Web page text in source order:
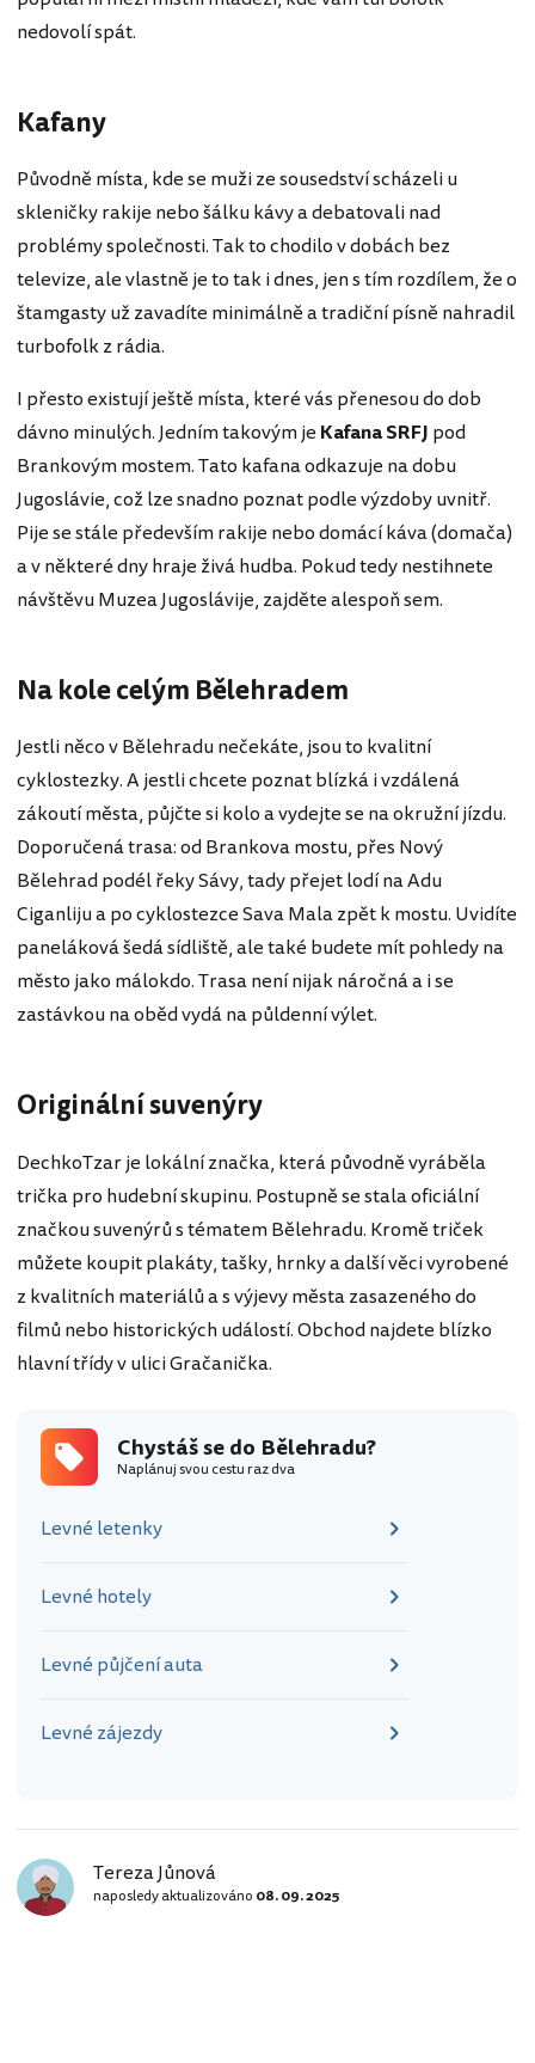
nedovolí spát.
Kafany
Původně místa, kde se muži ze sousedství scházeli u
skleničky rakije nebo šálku kávy a debatovali nad
problémy společnosti. Tak to chodilo v dobách bez
televize, ale vlastně je to tak i dnes, jen s tím rozdílem, že o
štamgasty už zavadíte minimálně a tradiční písně nahradil
turbofolk z rádia.
I přesto existují ještě místa, které vás přenesou do dob
dávno minulých. Jedním takovým je Kafana SRFJ pod
Brankovým mostem. Tato kafana odkazuje na dobu
Jugoslávie, což lze snadno poznat podle výzdoby uvnitř.
Pije se stále především rakije nebo domácí káva (domača)
a v některé dny hraje živá hudba. Pokud tedy nestihnete
návštěvu Muzea Jugoslávije, zajděte alespoň sem.
Na kole celým Bělehradem
Jestli něco v Bělehradu nečekáte, jsou to kvalitní
cyklostezky. A jestli chcete poznat blízká i vzdálená
zákoutí města, půjčte si kolo a vydejte se na okružní jízdu.
Doporučená trasa: od Brankova mostu, přes Nový
Bělehrad podél řeky Sávy, tady přejet lodí na Adu
Ciganliju a po cyklostezce Sava Mala zpět k mostu. Uvidíte
paneláková šedá sídliště, ale také budete mít pohledy na
město jako málokdo. Trasa není nijak náročná a i se
zastávkou na oběd vydá na půldenní výlet.
Originální suvenýry
DechkoTzar je lokální značka, která původně vyráběla
trička pro hudební skupinu. Postupně se stala oficiální
značkou suvenýrů s tématem Bělehradu. Kromě triček
můžete koupit plakáty, tašky, hrnky a další věci vyrobené
z kvalitních materiálů a s výjevy města zasazeného do
filmů nebo historických událostí. Obchod najdete blízko
hlavní třídy v ulici Gračanička.
Chystáš se do Bělehradu?
Naplánuj svou cestu raz dva
Levné letenky
Levné hotely
Levné půjčení auta
Levné zájezdy
Tereza Jůnová
naposledy aktualizováno 08. 09. 2025